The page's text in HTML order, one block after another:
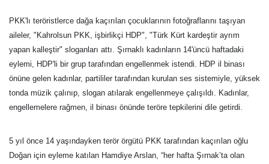
PKK'lı teröristlerce dağa kaçırılan çocuklarının fotoğraflarını taşıyan
aileler, "Kahrolsun PKK, işbirlikçi HDP", "Türk Kürt kardeştir ayrım
yapan kalleştir" sloganları attı. Şırnaklı kadınların 14'üncü haftadaki
eylemi, HDP'li bir grup tarafından engellenmek istendi. HDP il binası
önüne gelen kadınlar, partililer tarafından kurulan ses sistemiyle, yüksek
tonda müzik çalınıp, slogan atılarak engellenmeye çalışıldı. Kadınlar,
engellemelere rağmen, il binası önünde teröre tepkilerini dile getirdi.
5 yıl önce 14 yaşındayken terör örgütü PKK tarafından kaçırılan oğlu
Doğan için eyleme katılan Hamdiye Arslan, “her hafta Şırnak’ta olan